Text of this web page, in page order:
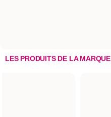
LES PRODUITS DE LA MARQUE